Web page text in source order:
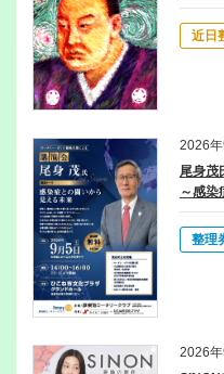
利用調整会議のお知らせ【4月】
2025/12/11(木) お知らせ
グランドホール 工事用足場設置
利用調整会議のお知らせ【1月】
2025/11/01(土) お知らせ
＜予告＞施設インターネット仮
2025/09/21(日) お知らせ
わたSHIGA輝く国スポ･障スポ
2025/09/13(土) お知らせ
キャッシュレス決済開始のお知
近日
2026
尾身茂
～感染
整理
2026